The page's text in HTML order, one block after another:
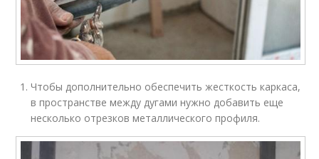
Чтобы дополнительно обеспечить жесткость каркаса,
в пространстве между дугами нужно добавить еще
несколько отрезков металлического профиля.